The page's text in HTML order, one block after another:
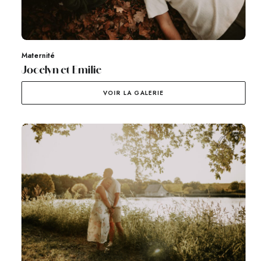
Maternité
Jocelyn et Emilie
VOIR LA GALERIE